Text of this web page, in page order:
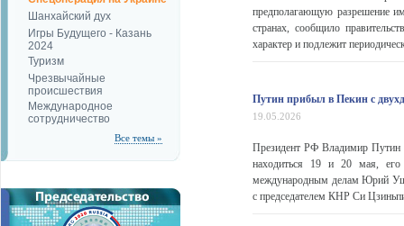
Шанхайский дух
Игры Будущего - Казань
2024
Туризм
Чрезвычайные
происшествия
Международное
сотрудничество
Все темы »
предполагающую разрешение
странах, сообщило
характер и подлежит
Путин прибыл в Пекин с
19.05.2026
Президент РФ Владимир Путин
находиться 19 и 20 мая,
международным делам Юрий
с председателем КНР Си